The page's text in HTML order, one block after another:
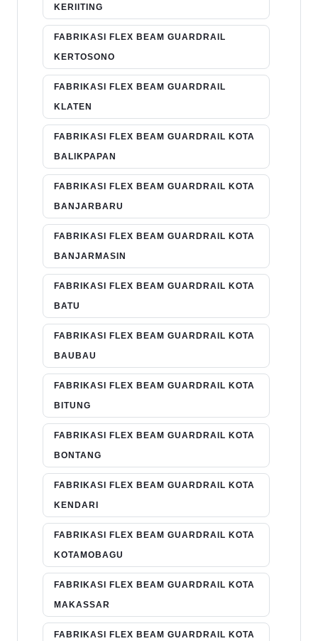
KERIITING
FABRIKASI FLEX BEAM GUARDRAIL
KERTOSONO
FABRIKASI FLEX BEAM GUARDRAIL
KLATEN
FABRIKASI FLEX BEAM GUARDRAIL KOTA
BALIKPAPAN
FABRIKASI FLEX BEAM GUARDRAIL KOTA
BANJARBARU
FABRIKASI FLEX BEAM GUARDRAIL KOTA
BANJARMASIN
FABRIKASI FLEX BEAM GUARDRAIL KOTA
BATU
FABRIKASI FLEX BEAM GUARDRAIL KOTA
BAUBAU
FABRIKASI FLEX BEAM GUARDRAIL KOTA
BITUNG
FABRIKASI FLEX BEAM GUARDRAIL KOTA
BONTANG
FABRIKASI FLEX BEAM GUARDRAIL KOTA
KENDARI
FABRIKASI FLEX BEAM GUARDRAIL KOTA
KOTAMOBAGU
FABRIKASI FLEX BEAM GUARDRAIL KOTA
MAKASSAR
FABRIKASI FLEX BEAM GUARDRAIL KOTA